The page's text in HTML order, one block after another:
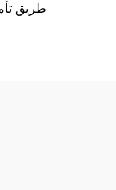
طریق